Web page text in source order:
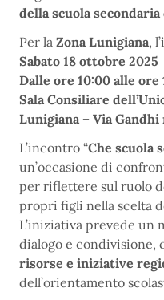
della scuola
Per la Zona Lunigiana,
Sabato 18 ottobre 2025
Dalle ore 10:00 alle ore
Sala Consiliare
Lunigiana – Via Gandhi
L’incontro “Che scuola
un’occasione di
per riflettere sul ruolo
propri figli nella scelta
L’iniziativa prevede
dialogo e condivisione,
risorse e iniziative
dell’orientamento